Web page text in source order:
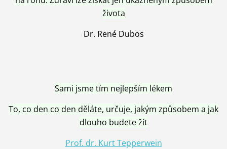
života
Dr. René Dubos
Sami jsme tím nejlepším lékem
To, co den co den děláte, určuje, jakým způsobem a jak
dlouho budete žít
Prof. dr. Kurt Tepperwein